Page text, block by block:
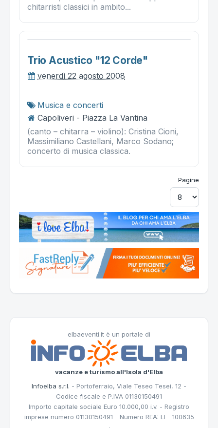
chitarristi classici in ambito...
Trio Acustico "12 Corde"
venerdì 22 agosto 2008
Musica e concerti
Capoliveri - Piazza La Vantina
(canto – chitarra – violino): Cristina Cioni,
Massimiliano Castellani, Marco Sodano;
concerto di musica classica.
Pagine
elbaeventi.it è un portale di
vacanze e turismo all'Isola d'Elba
Infoelba s.r.l. - Portoferraio, Viale Teseo Tesei, 12 -
Codice fiscale e P.IVA 01130150491
Importo capitale sociale Euro 10.000,00 i.v. - Registro
imprese numero 01130150491 - Numero REA: LI - 100635